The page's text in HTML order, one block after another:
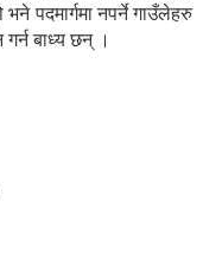
पदमार्गमा नपर्ने गाउँलेहरु
गर्न बाध्य छन् ।